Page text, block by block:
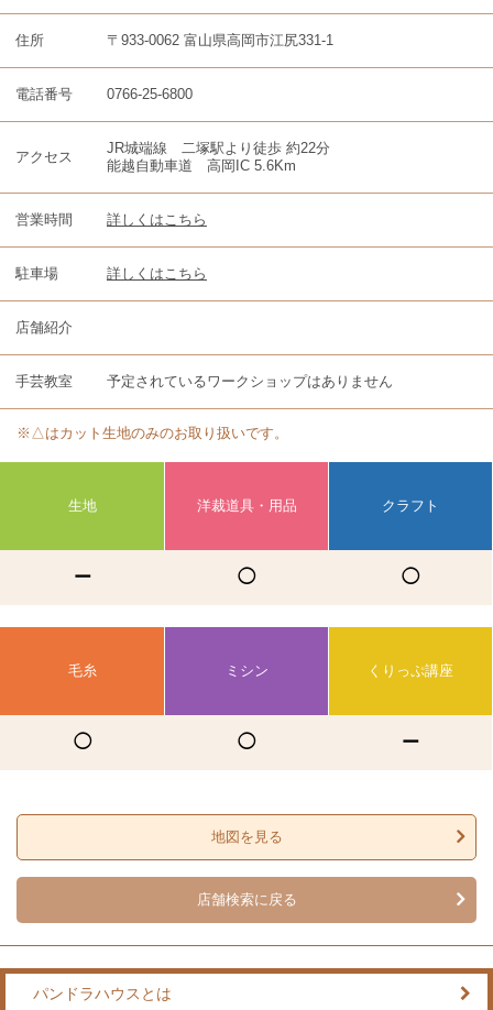
住所 〒933-0062 富山県高岡市江尻331-1
電話番号 0766-25-6800
アクセス
JR城端線 二塚駅より徒歩 約22分
能越自動車道 高岡IC 5.6Km
営業時間 詳しくはこちら
駐車場 詳しくはこちら
店舗紹介
手芸教室 予定されているワークショップはありません
※△はカット生地のみのお取り扱いです。
生地 洋裁道具・用品 クラフト
ー ◯ ◯
毛糸 ミシン くりっぷ講座
◯ ◯ ー
地図を見る
店舗検索に戻る
パンドラハウスとは